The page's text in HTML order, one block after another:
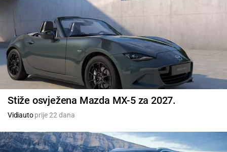
Stiže osvježena Mazda MX-5 za 2027.
Vidiautoprije 22 dana